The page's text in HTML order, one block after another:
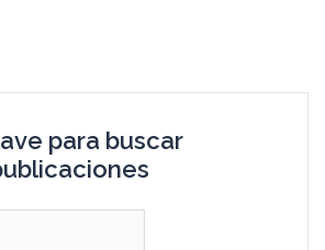
para buscar